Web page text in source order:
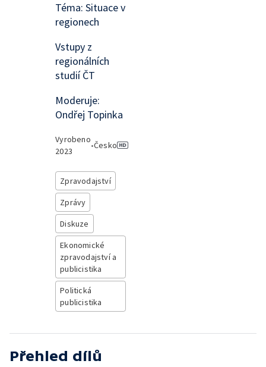
Téma: Situace v
regionech
Vstupy z
regionálních
studií ČT
Moderuje:
Ondřej Topinka
Vyrobeno
2023
•Česko
Zpravodajství
Zprávy
Diskuze
Ekonomické
zpravodajství a
publicistika
Politická
publicistika
Přehled dílů